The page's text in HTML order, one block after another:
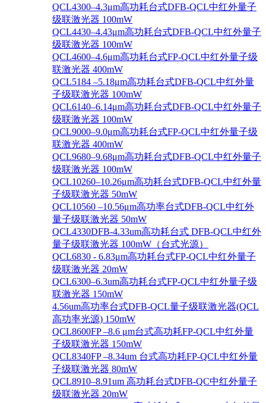
QCL4300–4.3μm高功耗台式DFB-QCL中红外量子
级联激光器 100mW
QCL4430–4.43μm高功耗台式DFB-QCL中红外量子
级联激光器 100mW
QCL4600–4.6μm高功耗台式FP-QCL中红外量子级
联激光器 400mW
QCL5184 –5.18μm高功耗台式DFB-QCL中红外量
子级联激光器 100mW
QCL6140–6.14μm高功耗台式DFB-QCL中红外量子
级联激光器 100mW
QCL9000–9.0μm高功耗台式FP-QCL中红外量子级
联激光器 400mW
QCL9680–9.68μm高功耗台式DFB-QCL中红外量子
级联激光器 100mW
QCL10260–10.26μm高功耗台式DFB-QCL中红外量
子级联激光器 50mW
QCL10560 –10.56μm高功率台式DFB-QCL中红外
量子级联激光器 50mW
QCL4330DFB-4.33um高功耗台式 DFB-QCL中红外
量子级联激光器 100mW（台式光源）
QCL6830 - 6.83μm高功耗台式FP-QCL中红外量子
级联激光器 20mW
QCL6300–6.3um高功耗台式FP-QCL中红外量子级
联激光器 150mW
4.56um高功率台式DFB-QCL量子级联激光器(QCL
高功率光源) 150mW
QCL8600FP –8.6 μm台式高功耗FP-QCL中红外量
子级联激光器 150mW
QCL8340FP –8.34um 台式高功耗FP-QCL中红外量
子级联激光器 80mW
QCL8910–8.91um 高功耗台式DFB-QC中红外量子
级联激光器 20mW